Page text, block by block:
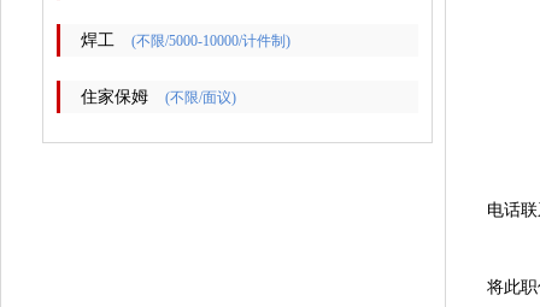
焊工 (不限/5000-10000/计件制)
住家保姆 (不限/面议)
电话
将此